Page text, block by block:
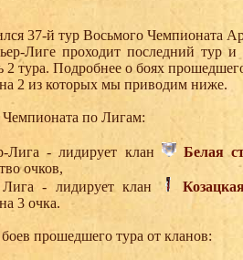
37-й тур Восьмого Чемпионата
Лиге проходит последний тур
2 тура. Подробнее о боях
2 из которых мы приводим ниже.
по Лигам:
Лига - лидирует клан
Белая
очков,
Лига - лидирует клан
3 очка.
прошедшего тура от кланов: